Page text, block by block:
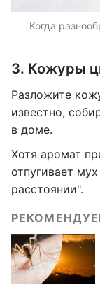
Когда
3. Кожуры
Разложите
известно,
в доме.
Хотя аромат
отпугивает
расстоянии".